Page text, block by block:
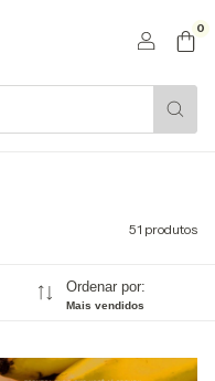
0
51 produtos
Ordenar por:
Mais vendidos